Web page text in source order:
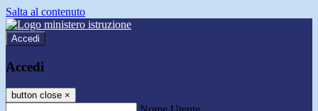
Salta al contenuto
Accedi
Accedi
button close ×